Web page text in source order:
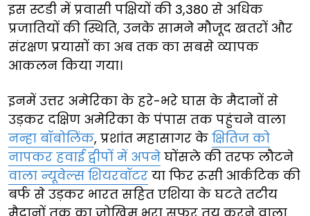
इस स्टडी में प्रवासी पक्षियों की 3,380 से अधिक
प्रजातियों की स्थिति, उनके सामने मौजूद खतरों और
संरक्षण प्रयासों का अब तक का सबसे व्यापक
आकलन किया गया।
इनमें उत्तर अमेरिका के हरे-भरे घास के मैदानों से
उड़कर दक्षिण अमेरिका के पंपास तक पहुंचने वाला
नन्हा बॉबोलिंक, प्रशांत महासागर के क्षितिज को
नापकर हवाई द्वीपों में अपने घोंसले की तरफ लौटने
वाला न्यूवेल्स शियरवॉटर या फिर रूसी आर्कटिक की
बर्फ से उड़कर भारत सहित एशिया के घटते तटीय